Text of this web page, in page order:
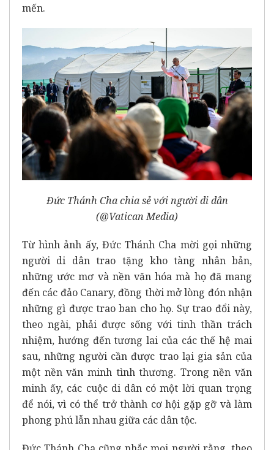
mến.
Đức Thánh Cha chia sẻ với người di dân
(@Vatican Media)
Từ hình ảnh ấy, Đức Thánh Cha mời gọi những
người di dân trao tặng kho tàng nhân bản,
những ước mơ và nền văn hóa mà họ đã mang
đến các đảo Canary, đồng thời mở lòng đón nhận
những gì được trao ban cho họ. Sự trao đổi này,
theo ngài, phải được sống với tinh thần trách
nhiệm, hướng đến tương lai của các thế hệ mai
sau, những người cần được trao lại gia sản của
một nền văn minh tình thương. Trong nền văn
minh ấy, các cuộc di dân có một lời quan trọng
để nói, vì có thể trở thành cơ hội gặp gỡ và làm
phong phú lẫn nhau giữa các dân tộc.